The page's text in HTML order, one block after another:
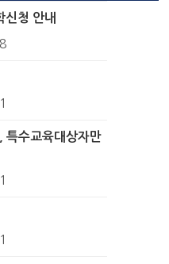
신청 안내
특수교육대상자만